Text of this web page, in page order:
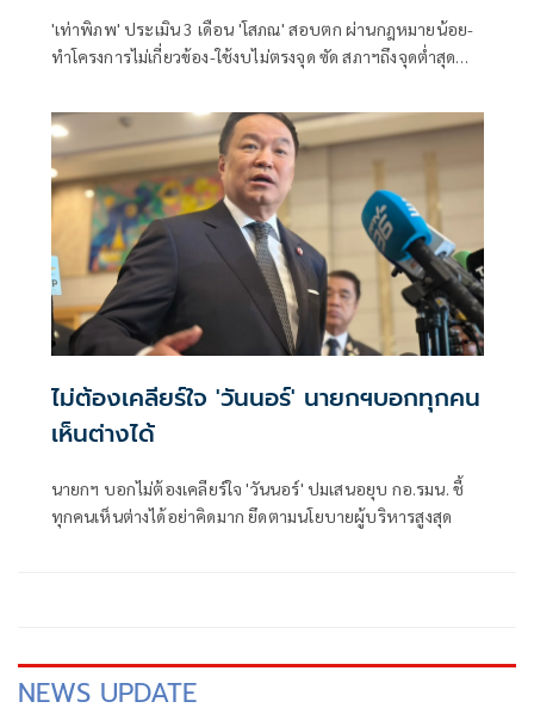
'เท่าพิภพ' ประเมิน 3 เดือน 'โสภณ' สอบตก ผ่านกฎหมายน้อย-
ทำโครงการไม่เกี่ยวข้อง-ใช้งบไม่ตรงจุด ซัด สภาฯถึงจุดต่ำสุด
ยก 'ชวน หลีกภัย' เป็นต้นแบบประธานสภาฯ
ไม่ต้องเคลียร์ใจ 'วันนอร์' นายกฯบอกทุกคน
เห็นต่างได้
นายกฯ บอกไม่ต้องเคลียร์ใจ 'วันนอร์' ปมเสนอยุบ กอ.รมน. ชี้
ทุกคนเห็นต่างได้อย่าคิดมาก ยึดตามนโยบายผู้บริหารสูงสุด
NEWS UPDATE